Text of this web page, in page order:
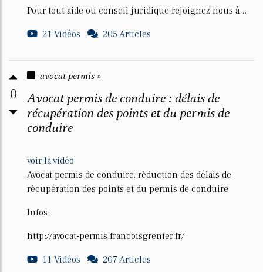
Pour tout aide ou conseil juridique rejoignez nous à...
21 Vidéos
205 Articles
0
avocat permis »
Avocat permis de conduire : délais de
récupération des points et du permis de
conduire
voir la vidéo
Avocat permis de conduire, réduction des délais de
récupération des points et du permis de conduire
Infos:
http://avocat-permis.francoisgrenier.fr/
11 Vidéos
207 Articles